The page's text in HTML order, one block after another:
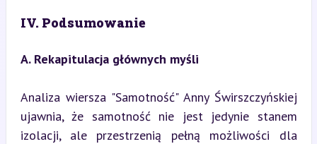
IV. Podsumowanie
A. Rekapitulacja głównych myśli
Analiza wiersza "Samotność" Anny Świrszczyńskiej
ujawnia, że samotność nie jest jedynie stanem
izolacji, ale przestrzenią pełną możliwości dla